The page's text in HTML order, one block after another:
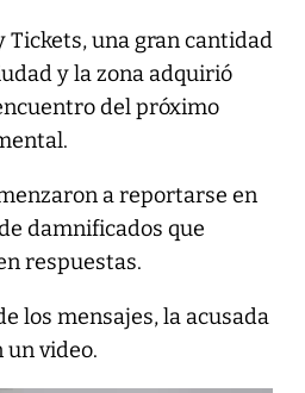
Tickets, una gran cantidad
y la zona adquirió
del próximo
a reportarse en
damnificados que
respuestas.
los mensajes, la acusada
un video.